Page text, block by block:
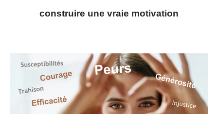
construire une vraie motivation